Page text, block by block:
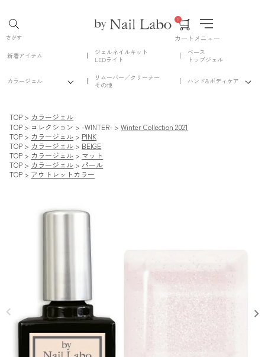
さがす カート
0
メニュー
新着アイテム
ジェルネイルキット
LEDライト
ベース
トップジェル
カラージェル
リムーバー／クリーナー
その他
ハンド&ボディケア
TOP
カラージェル
TOP
コレクション -WINTER-
Winter Collection 2021
TOP
カラージェル
PINK
TOP
カラージェル
BEIGE
TOP
カラージェル
マット
TOP
カラージェル
パール
TOP
アウトレットカラー